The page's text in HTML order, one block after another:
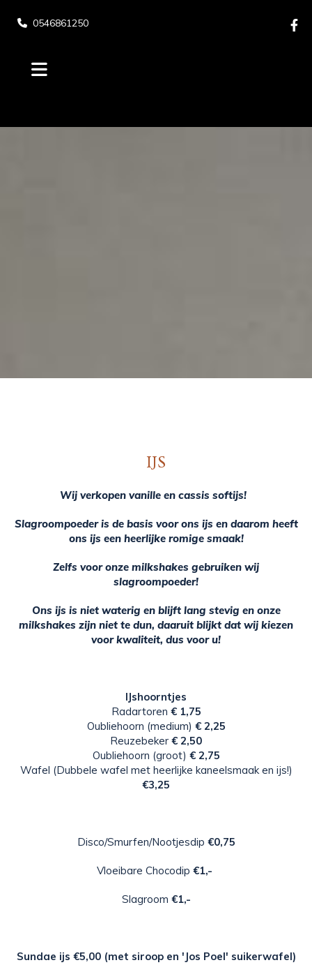
 0546861250
IJS
Wij verkopen vanille en cassis softijs!
Slagroompoeder is de basis voor ons ijs en daarom heeft
ons ijs een heerlijke romige smaak!
Zelfs voor onze milkshakes gebruiken wij
slagroompoeder!
Ons ijs is niet waterig en blijft lang stevig en onze
milkshakes zijn niet te dun, daaruit blijkt dat wij kiezen
voor kwaliteit, dus voor u!
IJshoorntjes
Radartoren € 1,75
Oubliehoorn (medium) € 2,25
Reuzebeker € 2,50
Oubliehoorn (groot) € 2,75
Wafel (Dubbele wafel met heerlijke kaneelsmaak en ijs!)
€3,25
Disco/Smurfen/Nootjesdip €0,75
Vloeibare Chocodip €1,-
Slagroom €1,-
Sundae ijs €5,00 (met siroop en 'Jos Poel' suikerwafel)